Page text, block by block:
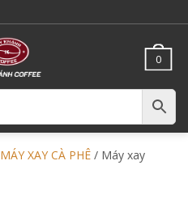
0
MÁY XAY CÀ PHÊ / Máy xay